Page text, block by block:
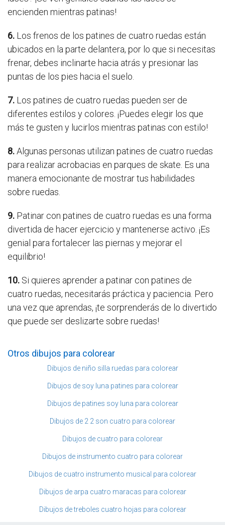
encienden mientras patinas!
6. Los frenos de los patines de cuatro ruedas están
ubicados en la parte delantera, por lo que si necesitas
frenar, debes inclinarte hacia atrás y presionar las
puntas de los pies hacia el suelo.
7. Los patines de cuatro ruedas pueden ser de
diferentes estilos y colores. ¡Puedes elegir los que
más te gusten y lucirlos mientras patinas con estilo!
8.Algunas personas utilizan patines de cuatro ruedas
para realizar acrobacias en parques de skate. Es una
manera emocionante de mostrar tus habilidades
sobre ruedas.
9. Patinar con patines de cuatro ruedas es una forma
divertida de hacer ejercicio y mantenerse activo. ¡Es
genial para fortalecer las piernas y mejorar el
equilibrio!
10. Si quieres aprender a patinar con patines de
cuatro ruedas, necesitarás práctica y paciencia. Pero
una vez que aprendas, ¡te sorprenderás de lo divertido
que puede ser deslizarte sobre ruedas!
Otros dibujos para colorear
Dibujos de niño silla ruedas para colorear
Dibujos de soy luna patines para colorear
Dibujos de patines soy luna para colorear
Dibujos de 2 2 son cuatro para colorear
Dibujos de cuatro para colorear
Dibujos de instrumento cuatro para colorear
Dibujos de cuatro instrumento musical para colorear
Dibujos de arpa cuatro maracas para colorear
Dibujos de treboles cuatro hojas para colorear